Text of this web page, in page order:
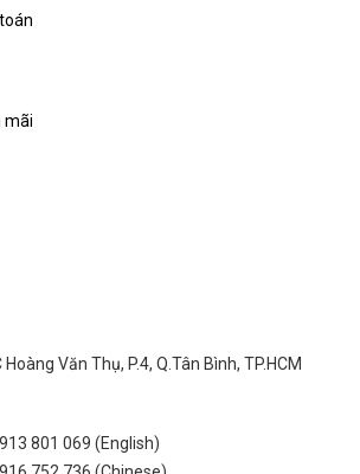
mãi
Văn Thụ, P.4, Q.Tân Bình, TP.HCM
801 069 (English)